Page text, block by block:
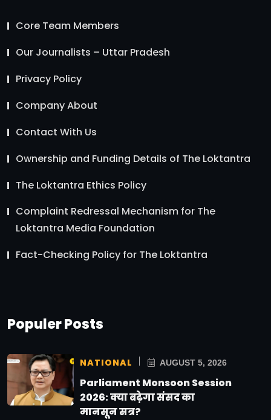
Core Team Members
Our Journalists – Uttar Pradesh
Privacy Policy
Company About
Contact With Us
Ownership and Funding Details of The Loktantra
The Loktantra Ethics Policy
Complaint Redressal Mechanism for The
Loktantra Media Foundation
Fact-Checking Policy for The Loktantra
Populer Posts
NATIONAL AUGUST 5, 2026
Parliament Monsoon Session
2026: क्या बढ़ेगा संसद का
मानसून सत्र?